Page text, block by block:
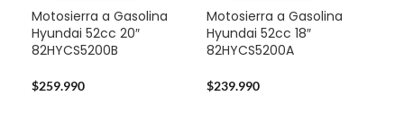
Motosierra a Gasolina
Hyundai 52cc 20″
82HYCS5200B
$259.990
Motosierra a Gasolina
Hyundai 52cc 18″
82HYCS5200A
$239.990